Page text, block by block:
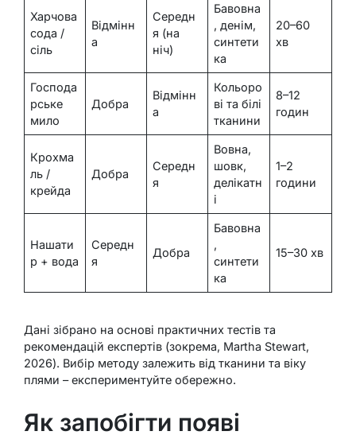
Харчова
сода /
сіль
Відмінн
а
Середн
я (на
ніч)
Бавовна
, денім,
синтети
ка
20–60
хв
Господа
рське
мило
Добра
Відмінн
а
Кольоро
ві та білі
тканини
8–12
годин
Крохма
ль /
крейда
Добра
Середн
я
Вовна,
шовк,
делікатн
і
1–2
години
Нашати
р + вода
Середн
я
Добра
Бавовна
,
синтети
ка
15–30 хв
Дані зібрано на основі практичних тестів та
рекомендацій експертів (зокрема, Martha Stewart,
2026). Вибір методу залежить від тканини та віку
плями – експериментуйте обережно.
Як запобігти появі